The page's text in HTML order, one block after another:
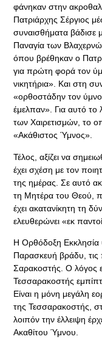
φάνηκαν στην
Πατριάρχης Σέργιος
συναισθήματα βάδισε
Παναγία των
όπου βρέθηκαν ο
για πρώτη φορά τον
νικητήρια». Και στη
«ορθοστάδην τον
έμελπαν». Για αυτό
των Χαιρετισμών, το
«Ακάθιστος Ύμνος».
Τέλος, αξίζει να
έχει σχέση με τον
της ημέρας. Σε αυτό
τη Μητέρα του Θεού,
έχει ακατανίκητη τη
ελευθερώνει «εκ
Η Ορθόδοξη Εκκλησία
Παρασκευή βράδυ, τις
Σαρακοστής. Ο λόγος
Τεσσαρακοστής
Είναι η μόνη μεγάλη
της Τεσσαρακοστής,
λοιπόν την έλλειψη
Ακαθίτου Ύμνου.